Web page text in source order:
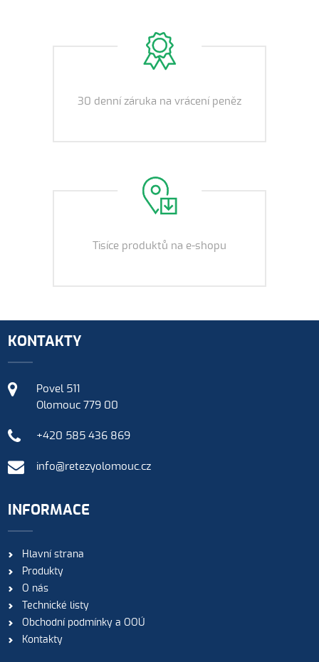
30 denní záruka na vrácení peněz
Tisíce produktů na e-shopu
KONTAKTY
Povel 511
Olomouc 779 00
+420 585 436 869
info@retezyolomouc.cz
INFORMACE
Hlavní strana
Produkty
O nás
Technické listy
Obchodní podmínky a OOÚ
Kontakty